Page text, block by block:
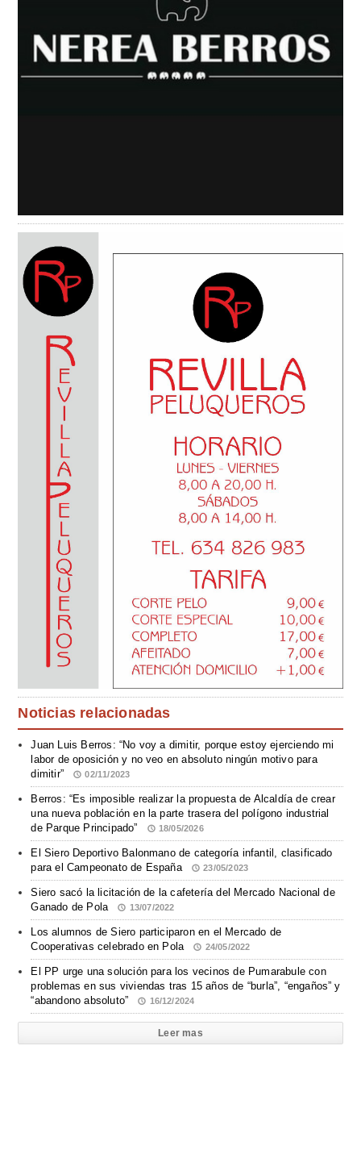
Noticias relacionadas
Juan Luis Berros: “No voy a dimitir, porque estoy ejerciendo mi
labor de oposición y no veo en absoluto ningún motivo para
dimitir”
02/11/2023
Berros: “Es imposible realizar la propuesta de Alcaldía de crear
una nueva población en la parte trasera del polígono industrial
de Parque Principado”
18/05/2026
El Siero Deportivo Balonmano de categoría infantil, clasificado
para el Campeonato de España
23/05/2023
Siero sacó la licitación de la cafetería del Mercado Nacional de
Ganado de Pola
13/07/2022
Los alumnos de Siero participaron en el Mercado de
Cooperativas celebrado en Pola
24/05/2022
El PP urge una solución para los vecinos de Pumarabule con
problemas en sus viviendas tras 15 años de “burla”, “engaños” y
“abandono absoluto”
16/12/2024
Leer mas